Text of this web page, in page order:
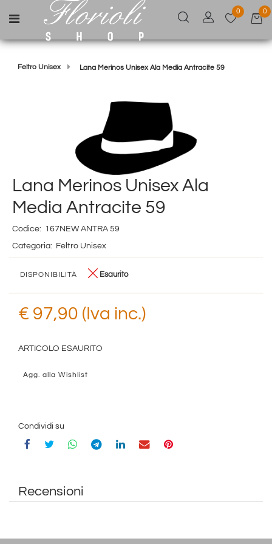
Open menu
0 0
Feltro Unisex Lana Merinos Unisex Ala Media Antracite 59
Lana Merinos Unisex Ala
Media Antracite 59
Codice:
167NEW ANTRA 59
Categoria: Feltro Unisex
DISPONIBILITÀ Esaurito
€ 97,90 (Iva inc.)
ARTICOLO ESAURITO
Agg. alla Wishlist
Condividi su
Recensioni